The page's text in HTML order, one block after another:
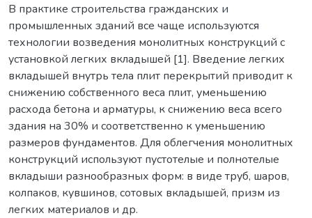
В практике строительства гражданских и
промышленных зданий все чаще используются
технологии возведения монолитных конструкций с
установкой легких вкладышей [1]. Введение легких
вкладышей внутрь тела плит перекрытий приводит к
снижению собственного веса плит, уменьшению
расхода бетона и арматуры, к снижению веса всего
здания на 30% и соответственно к уменьшению
размеров фундаментов. Для облегчения монолитных
конструкций используют пустотелые и полнотелые
вкладыши разнообразных форм: в виде труб, шаров,
колпаков, кувшинов, сотовых вкладышей, призм из
легких материалов и др.